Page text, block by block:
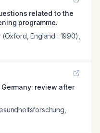
related to the
programme.
England : 1990)
review after